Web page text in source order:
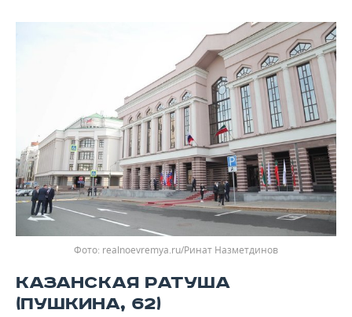
realnoevremya.ru/Ринат Назметдинов
КАЗАНСКАЯ РАТУША
(ПУШКИНА, 62)